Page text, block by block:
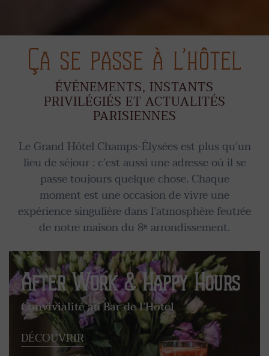
Ça se passe à l’hôtel
ÉVÉNEMENTS, INSTANTS
PRIVILÉGIÉS ET ACTUALITÉS
PARISIENNES
Le Grand Hôtel Champs-Élysées est plus qu’un
lieu de séjour : c’est aussi une adresse où il se
passe toujours quelque chose. Chaque
moment est une occasion de vivre une
expérience singulière dans l’atmosphère feutrée
de notre maison du 8ᵉ arrondissement.
After Work & Happy Hours
Convivialité au Bar de l’Hôtel
DÉCOUVRIR